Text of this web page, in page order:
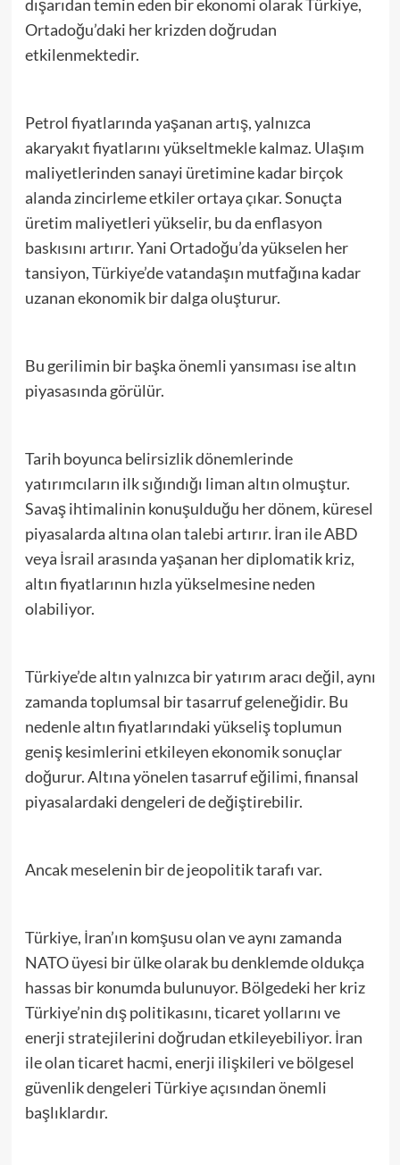
dışarıdan temin eden bir ekonomi olarak Türkiye,
Ortadoğu’daki her krizden doğrudan
etkilenmektedir.
Petrol fiyatlarında yaşanan artış, yalnızca
akaryakıt fiyatlarını yükseltmekle kalmaz. Ulaşım
maliyetlerinden sanayi üretimine kadar birçok
alanda zincirleme etkiler ortaya çıkar. Sonuçta
üretim maliyetleri yükselir, bu da enflasyon
baskısını artırır. Yani Ortadoğu’da yükselen her
tansiyon, Türkiye’de vatandaşın mutfağına kadar
uzanan ekonomik bir dalga oluşturur.
Bu gerilimin bir başka önemli yansıması ise altın
piyasasında görülür.
Tarih boyunca belirsizlik dönemlerinde
yatırımcıların ilk sığındığı liman altın olmuştur.
Savaş ihtimalinin konuşulduğu her dönem, küresel
piyasalarda altına olan talebi artırır. İran ile ABD
veya İsrail arasında yaşanan her diplomatik kriz,
altın fiyatlarının hızla yükselmesine neden
olabiliyor.
Türkiye’de altın yalnızca bir yatırım aracı değil, aynı
zamanda toplumsal bir tasarruf geleneğidir. Bu
nedenle altın fiyatlarındaki yükseliş toplumun
geniş kesimlerini etkileyen ekonomik sonuçlar
doğurur. Altına yönelen tasarruf eğilimi, finansal
piyasalardaki dengeleri de değiştirebilir.
Ancak meselenin bir de jeopolitik tarafı var.
Türkiye, İran’ın komşusu olan ve aynı zamanda
NATO üyesi bir ülke olarak bu denklemde oldukça
hassas bir konumda bulunuyor. Bölgedeki her kriz
Türkiye’nin dış politikasını, ticaret yollarını ve
enerji stratejilerini doğrudan etkileyebiliyor. İran
ile olan ticaret hacmi, enerji ilişkileri ve bölgesel
güvenlik dengeleri Türkiye açısından önemli
başlıklardır.